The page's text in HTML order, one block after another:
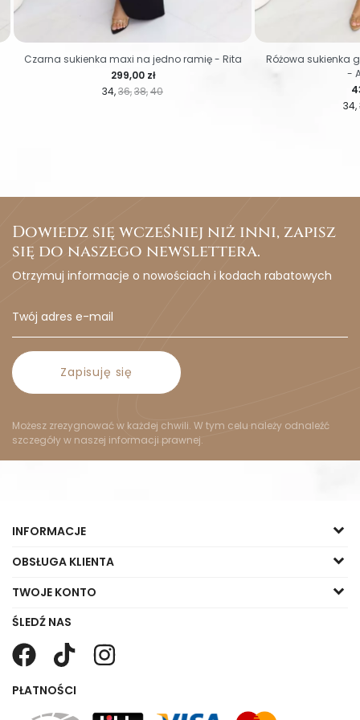
34 36 38 40
Cena
299,00 zł
Czarna sukienka maxi na jedno ramię - Rita
34
Różowa sukienka
-
Dowiedz się wcześniej niż inni, zapisz
się do naszego newslettera.
Otrzymuj informacje o nowościach i kodach rabatowych
Zapisuję się
Możesz zrezygnować w każdej chwili. W tym celu należy odnaleźć
szczegóły w naszej informacji prawnej.
INFORMACJE
OBSŁUGA KLIENTA
TWOJE KONTO
ŚLEDŹ NAS
PŁATNOŚCI